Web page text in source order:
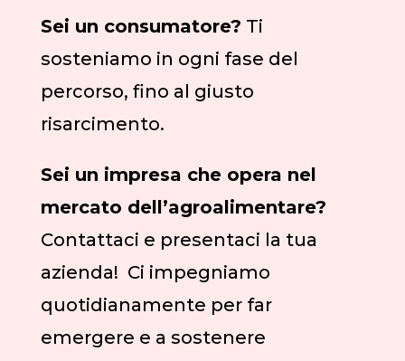
Sei un consumatore? Ti
sosteniamo in ogni fase del
percorso, fino al giusto
risarcimento.
Sei un impresa che opera nel
mercato dell’agroalimentare?
Contattaci e presentaci la tua
azienda! Ci impegniamo
quotidianamente per far
emergere e a sostenere